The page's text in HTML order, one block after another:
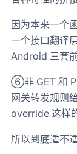
因为本来一个
一个接口翻译
Android 三套
⑥非 GET 和
网关转发规则
override 这样
所以到底适不